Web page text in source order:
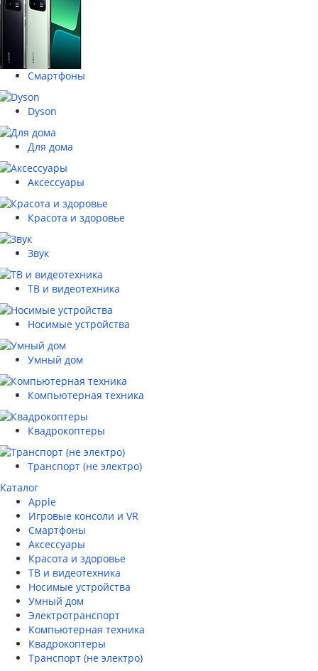
Смартфоны
Dyson
Для дома
Аксессуары
Красота и здоровье
Звук
ТВ и видеотехника
Носимые устройства
Умный дом
Компьютерная техника
Квадрокоптеры
Транспорт (не электро)
Каталог
Apple
Игровые консоли и VR
Смартфоны
Аксессуары
Красота и здоровье
ТВ и видеотехника
Носимые устройства
Умный дом
Электротранспорт
Компьютерная техника
Квадрокоптеры
Транспорт (не электро)